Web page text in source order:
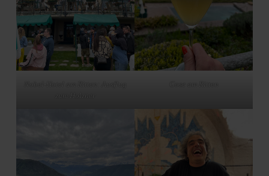
zum Holzner